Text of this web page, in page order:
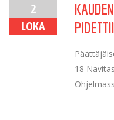
2
LOKA
18